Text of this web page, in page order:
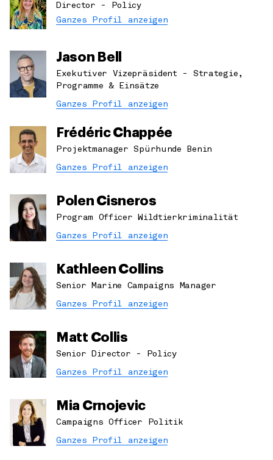
Director - Policy
Ganzes Profil anzeigen
Jason Bell
Exekutiver Vizepräsident - Strategie,
Programme & Einsätze
Ganzes Profil anzeigen
Frédéric Chappée
Projektmanager Spürhunde Benin
Ganzes Profil anzeigen
Polen Cisneros
Program Officer Wildtierkriminalität
Ganzes Profil anzeigen
Kathleen Collins
Senior Marine Campaigns Manager
Ganzes Profil anzeigen
Matt Collis
Senior Director - Policy
Ganzes Profil anzeigen
Mia Crnojevic
Campaigns Officer Politik
Ganzes Profil anzeigen